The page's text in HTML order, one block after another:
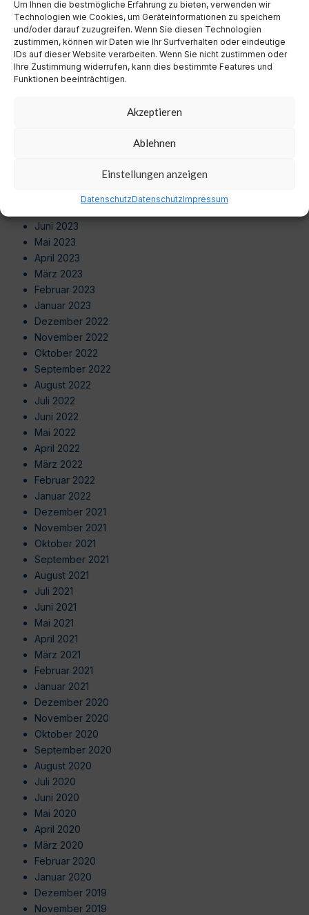
Um Ihnen die bestmögliche Erfahrung zu bieten, verwenden wir
Technologien wie Cookies, um Geräteinformationen zu speichern
und/oder darauf zuzugreifen. Wenn Sie diesen Technologien
zustimmen, können wir Daten wie Ihr Surfverhalten oder eindeutige
IDs auf dieser Website verarbeiten. Wenn Sie nicht zustimmen oder
Ihre Zustimmung widerrufen, kann dies bestimmte Features und
Funktionen beeinträchtigen.
Akzeptieren
Ablehnen
Einstellungen anzeigen
DatenschutzDatenschutzImpressum
August 2024
Juli 2024
Juni 2024
Mai 2024
April 2024
März 2024
September 2023
August 2023
Juni 2023
Mai 2023
April 2023
März 2023
Februar 2023
Januar 2023
Dezember 2022
November 2022
Oktober 2022
September 2022
August 2022
Juli 2022
Juni 2022
Mai 2022
April 2022
März 2022
Februar 2022
Januar 2022
Dezember 2021
November 2021
Oktober 2021
September 2021
August 2021
Juli 2021
Juni 2021
Mai 2021
April 2021
März 2021
Februar 2021
Januar 2021
Dezember 2020
November 2020
Oktober 2020
September 2020
August 2020
Juli 2020
Juni 2020
Mai 2020
April 2020
März 2020
Februar 2020
Januar 2020
Dezember 2019
November 2019